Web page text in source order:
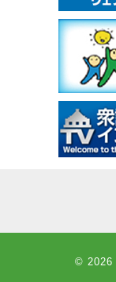
© 2026